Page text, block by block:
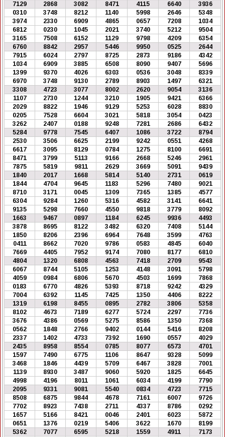
7129
2868 3082 8471 4115 6640
3936
0310
3748 8212 1140 5998 2646
5348
3974
2330 6909 4865 0657 7208
1034
6812
0230 1045 2021 3740 5212
9504
3165
7508 6152 1129 9798 4209
6354
6760
8842 2957 5446 9950 0525
2644
7915
6024 2797 8725 2873 9186
4342
1034
6909 3885 6508 8090 9407
5696
1399
9370 4026 6303 0536 3048
8339
6970
3748 9130 2789 8903 1497
6321
3308
4723 3077 8002 2620 9054
3136
1107
2730 1244 3210 1905 9421
6366
2029
8822 1946 9129 5253 6028
8830
0205
7528 6604 3021 5818 3054
0423
3262
2407 0188 9248 7281 2686
6432
5284
9778 7545 6407 1086 3722
8794
2530
3506 6625 2199 9242 0551
4268
6617
3095 8129 0784 1275 8100
6691
8471
3799 5113 9166 2668 5246
2961
7875
5819 9811 2629 3669 5091
9439
1840
2017 1668 5814 5140 2731
0619
1844
4704 9645 1183 5296 7480
9021
8710
3171 0045 1309 7365 1385
4577
6304
9284 1260 5316 4582 3141
6641
9135
5298 7660 4550 9818 3779
8092
1663
9467 0897 1184 6245 9936
4493
3878
8695 8122 3482 6320 7408
5144
1850
8206 2396 6964 7648 3599
4763
0411
8662 7020 9786 0583 4845
6040
7669
4405 7952 9174 7080 8177
6810
4804
1320 6808 4563 7418 2709
9543
6067
8744 5105 1253 4148 3091
5798
4059
0984 6806 5670 4503 1699
7868
0183
6770 4826 5393 8718 9242
4329
7004
6392 1145 7425 1350 4406
8222
1319
6198 8455 0895 2782 3806
5358
8102
4673 7189 6277 5724 2297
7736
3676
4386 0569 5275 8586 1350
7368
0562
1848 2766 9402 0144 5416
8208
2337
1402 4733 7392 1690 0557
4029
2435
8958 8554 0785 8077 6573
4701
1597
7490 6775 1106 8647 9328
5099
3468
1846 4439 5709 6467 3828
7001
1139
8930 3487 9060 5920 1825
6645
4998
4196 8011 1061 6034 4199
7790
2095
9331 9081 5540 0834 4723
7715
8508
6875 9844 4678 7161 6007
9726
7702
8923 7438 2711 4337 8786
0292
1657
5166 8421 0046 2401 6023
5872
0651
1376 0219 5406 3622 1670
8199
5362
7077 6595 5218 1559 4911
7173